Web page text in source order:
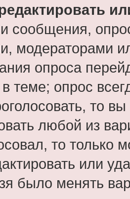
сообщения,
модераторами
опроса
теме; опрос
то
любой из
то только
или
было менять